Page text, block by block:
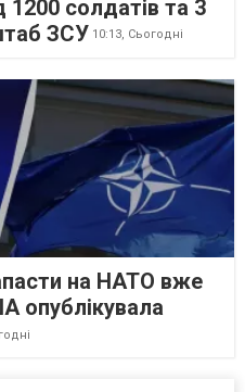
солдатів та 3
ЗСУ 10:13, Сьогодні
на НАТО вже
опублікувала